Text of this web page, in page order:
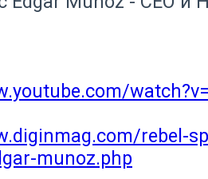
rebel-
munoz.php